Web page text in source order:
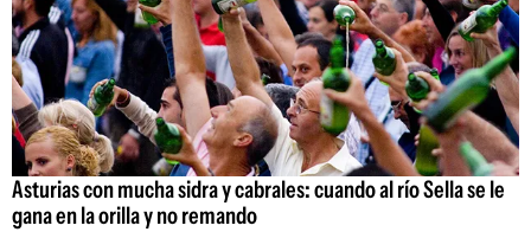
Asturias con mucha sidra y cabrales: cuando al río Sella se le
gana en la orilla y no remando